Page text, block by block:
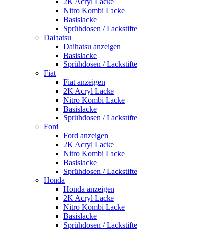
2K Acryl Lacke
Nitro Kombi Lacke
Basislacke
Sprühdosen / Lackstifte
Daihatsu
Daihatsu anzeigen
Basislacke
Sprühdosen / Lackstifte
Fiat
Fiat anzeigen
2K Acryl Lacke
Nitro Kombi Lacke
Basislacke
Sprühdosen / Lackstifte
Ford
Ford anzeigen
2K Acryl Lacke
Nitro Kombi Lacke
Basislacke
Sprühdosen / Lackstifte
Honda
Honda anzeigen
2K Acryl Lacke
Nitro Kombi Lacke
Basislacke
Sprühdosen / Lackstifte